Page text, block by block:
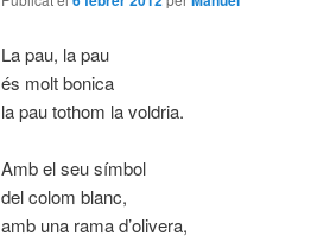
La pau, la pau
és molt bonica
la pau tothom la voldria.
Amb el seu símbol
del colom blanc,
amb una rama d’olivera,